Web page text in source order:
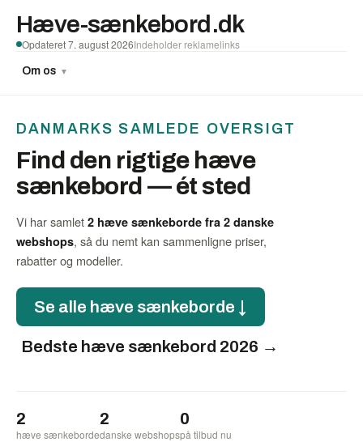
Hæve-sænkebord.dk
Om os ▼
Opdateret 7. august 2026Indeholder reklamelinks
DANMARKS SAMLEDE OVERSIGT
Find den rigtige hæve
sænkebord — ét sted
Vi har samlet 2 hæve sænkeborde fra 2 danske
webshops, så du nemt kan sammenligne priser,
rabatter og modeller.
Se alle hæve sænkeborde ↓
Bedste hæve sænkebord 2026 →
2
hæve sænkeborde
2
danske webshops
0
på tilbud nu